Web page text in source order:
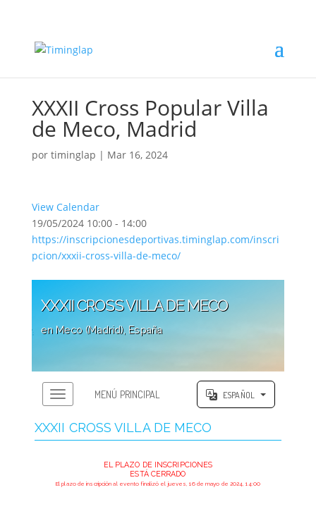
XXXII Cross Popular Villa
de Meco, Madrid
por timinglap | Mar 16, 2024
View Calendar
19/05/2024 10:00 - 14:00
https://inscripcionesdeportivas.timinglap.com/inscri
pcion/xxxii-cross-villa-de-meco/